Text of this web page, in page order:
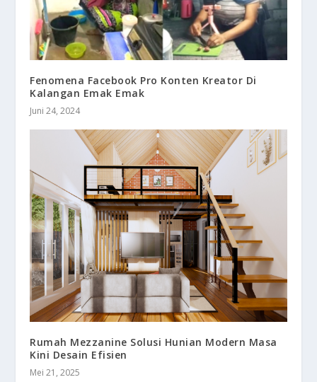
Fenomena Facebook Pro Konten Kreator Di
Kalangan Emak Emak
Juni 24, 2024
Rumah Mezzanine Solusi Hunian Modern Masa
Kini Desain Efisien
Mei 21, 2025